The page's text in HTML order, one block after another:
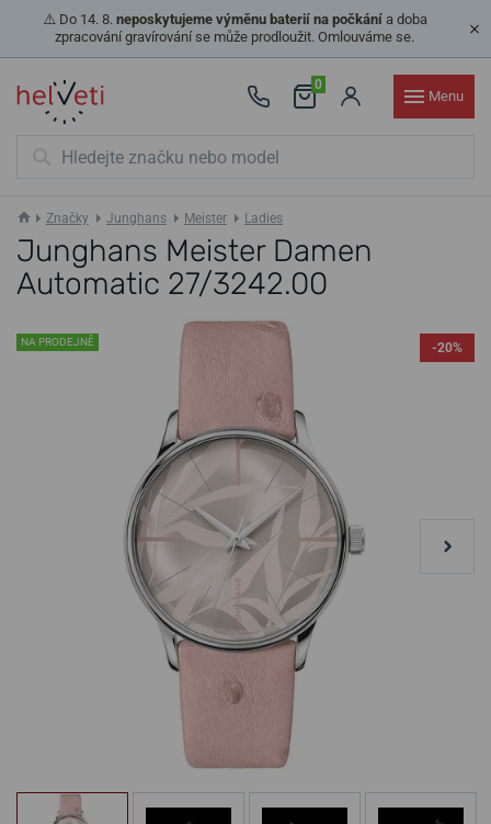
⚠️ Do 14. 8. neposkytujeme výměnu baterií na počkánía doba
zpracování gravírování se může prodloužit. Omlouváme se.
0
Menu
Značky Junghans Meister Ladies
Junghans Meister Damen
Automatic 27/3242.00
NA PRODEJNĚ -20%